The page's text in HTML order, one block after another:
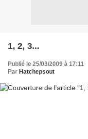
1, 2, 3...
Publié le 25/03/2009 à 17:11
Par Hatchepsout